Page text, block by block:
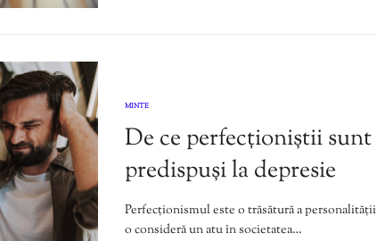
MINTE
De ce perfecționiștii sunt
predispuși la depresie
Perfecționismul este o trăsătură a
o consideră un atu în societatea…